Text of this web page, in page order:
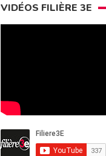
VIDÉOS FILIÈRE 3E